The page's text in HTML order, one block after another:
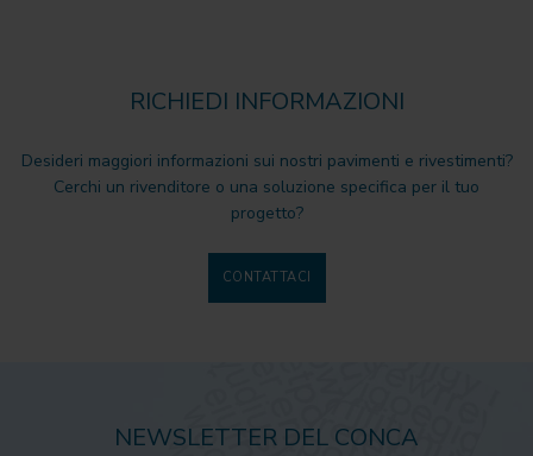
RICHIEDI INFORMAZIONI
Desideri maggiori informazioni sui nostri pavimenti e rivestimenti?
Cerchi un rivenditore o una soluzione specifica per il tuo
progetto?
CONTATTACI
NEWSLETTER DEL CONCA